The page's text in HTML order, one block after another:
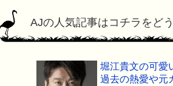
AJの人気記事はコチラをどう
堀江貴文の可愛
過去の熱愛や元